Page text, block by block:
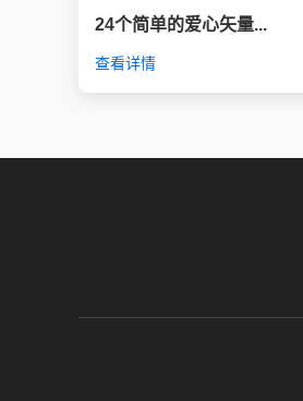
24个简单的爱心矢量...
查看详情